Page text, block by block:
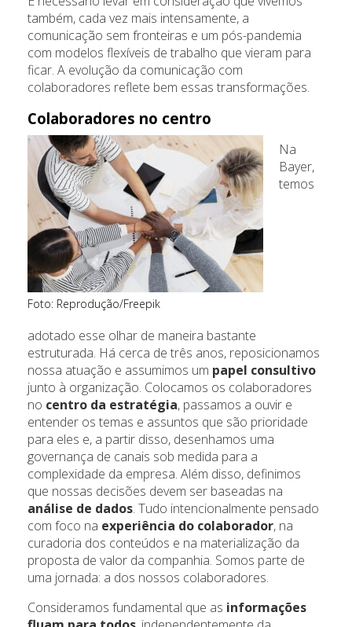
também, cada vez mais intensamente, a
comunicação sem fronteiras e um pós-pandemia
com modelos flexíveis de trabalho que vieram para
ficar. A evolução da comunicação com
colaboradores reflete bem essas transformações.
Colaboradores no centro
Foto: Reprodução/Freepik
Na
Bayer,
temos
adotado esse olhar de maneira bastante
estruturada. Há cerca de três anos, reposicionamos
nossa atuação e assumimos um papel consultivo
junto à organização. Colocamos os colaboradores
no centro da estratégia, passamos a ouvir e
entender os temas e assuntos que são prioridade
para eles e, a partir disso, desenhamos uma
governança de canais sob medida para a
complexidade da empresa. Além disso, definimos
que nossas decisões devem ser baseadas na
análise de dados. Tudo intencionalmente pensado
com foco na experiência do colaborador, na
curadoria dos conteúdos e na materialização da
proposta de valor da companhia. Somos parte de
uma jornada: a dos nossos colaboradores.
Consideramos fundamental que as informações